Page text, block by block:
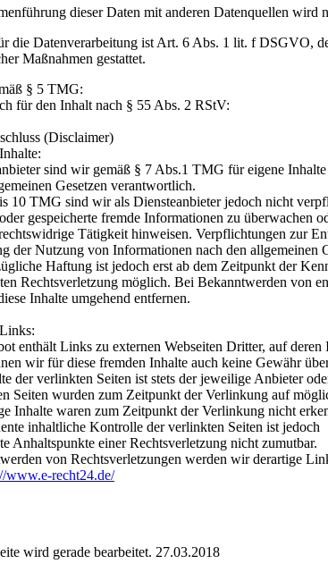
dieser Daten mit anderen Datenquellen wird
die Datenverarbeitung ist Art. 6 Abs. 1 lit. f DSGVO,
Maßnahmen gestattet.
§ 5 TMG:
für den Inhalt nach § 55 Abs. 2 RStV:
(Disclaimer)
sind wir gemäß § 7 Abs.1 TMG für eigene Inhalte
Gesetzen verantwortlich.
10 TMG sind wir als Diensteanbieter jedoch nicht
gespeicherte fremde Informationen zu überwachen
Tätigkeit hinweisen. Verpflichtungen zur
der Nutzung von Informationen nach den allgemeinen
Haftung ist jedoch erst ab dem Zeitpunkt der
Rechtsverletzung möglich. Bei Bekanntwerden von
Inhalte umgehend entfernen.
enthält Links zu externen Webseiten Dritter, auf
wir für diese fremden Inhalte auch keine Gewähr
der verlinkten Seiten ist stets der jeweilige Anbieter
Seiten wurden zum Zeitpunkt der Verlinkung auf
Inhalte waren zum Zeitpunkt der Verlinkung nicht
inhaltliche Kontrolle der verlinkten Seiten ist jedoch
Anhaltspunkte einer Rechtsverletzung nicht zumutbar.
von Rechtsverletzungen werden wir derartige
www.e-recht24.de/
wird gerade bearbeitet. 27.03.2018